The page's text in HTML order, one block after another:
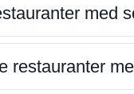
med
restauranter